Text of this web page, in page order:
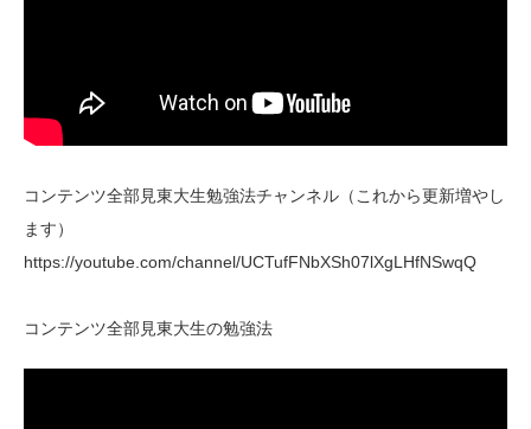
コンテンツ全部見東大生勉強法チャンネル（これから更新増やし
ます）
https://youtube.com/channel/UCTufFNbXSh07lXgLHfNSwqQ
コンテンツ全部見東大生の勉強法